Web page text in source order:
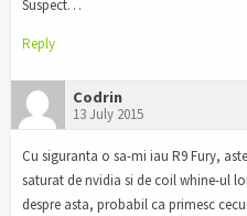
Suspect…
Reply
Codrin
13 July 2015
Cu siguranta o sa-mi iau R9 Fury,
saturat de nvidia si de coil whine-ul
despre asta, probabil ca primesc